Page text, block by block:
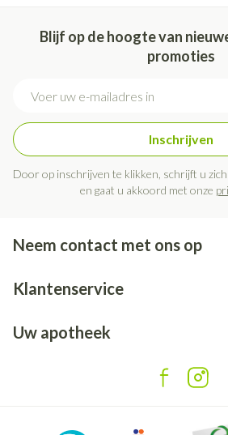
Blijf op de hoogte van
promoties
Inschrijven
Door op inschrijven te klikken, schrijft u
en gaat u akkoord met onze
Neem contact met ons op
Klantenservice
Uw apotheek